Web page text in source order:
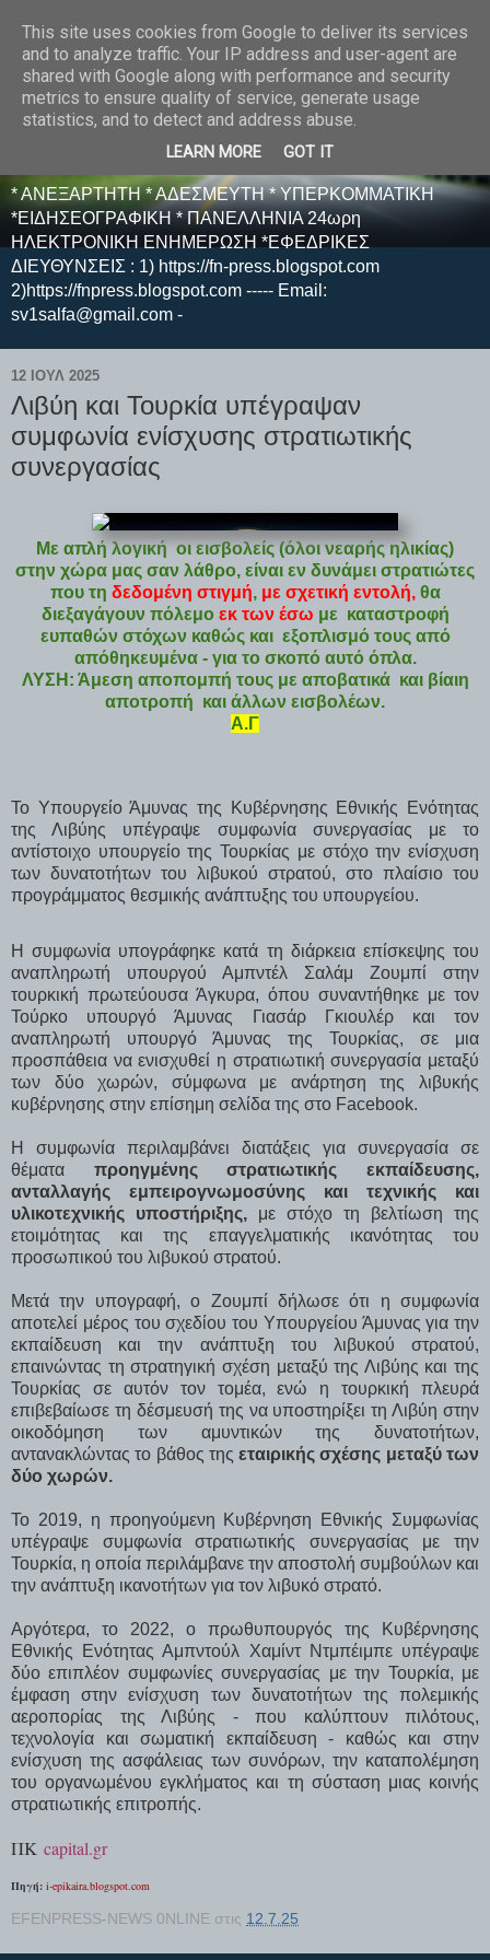
E F E N P R E S S -
ΗΛΕΚΤΡΟΝΙΚΗ
ΕΦΗΜΕΡΙΔΑ
* ΑΝΕΞΑΡΤΗΤΗ * ΑΔΕΣΜΕΥΤΗ * ΥΠΕΡΚΟΜΜΑΤΙΚΗ
*ΕΙΔΗΣΕΟΓΡΑΦΙΚΗ * ΠΑΝΕΛΛΗΝΙΑ 24ωρη
ΗΛΕΚΤΡΟΝΙΚΗ ΕΝΗΜΕΡΩΣΗ *ΕΦΕΔΡΙΚΕΣ
ΔΙΕΥΘΥΝΣΕΙΣ : 1) https://fn-press.blogspot.com
2)https://fnpress.blogspot.com ----- Email:
sv1salfa@gmail.com -
12 ΙΟΥΛ 2025
Λιβύη και Τουρκία υπέγραψαν
συμφωνία ενίσχυσης στρατιωτικής
συνεργασίας
Με απλή λογική οι εισβολείς (όλοι νεαρής ηλικίας)
στην χώρα μας σαν λάθρο, είναι εν δυνάμει στρατιώτες
που τη δεδομένη στιγμή, με σχετική εντολή,θα
διεξαγάγουν πόλεμο εκ των έσω με καταστροφή
ευπαθών στόχων καθώς και εξοπλισμό τους από
απόθηκευμένα - για το σκοπό αυτό όπλα.
ΛΥΣΗ: Άμεση αποπομπή τους με αποβατικά και βίαιη
αποτροπή και άλλων εισβολέων.
Α.Γ
Το Υπουργείο Άμυνας της Κυβέρνησης Εθνικής Ενότητας
της Λιβύης υπέγραψε συμφωνία συνεργασίας με το
αντίστοιχο υπουργείο της Τουρκίας με στόχο την ενίσχυση
των δυνατοτήτων του λιβυκού στρατού, στο πλαίσιο του
προγράμματος θεσμικής ανάπτυξης του υπουργείου.
Η συμφωνία υπογράφηκε κατά τη διάρκεια επίσκεψης του
αναπληρωτή υπουργού Αμπντέλ Σαλάμ Ζουμπί στην
τουρκική πρωτεύουσα Άγκυρα, όπου συναντήθηκε με τον
Τούρκο υπουργό Άμυνας Γιασάρ Γκιουλέρ και τον
αναπληρωτή υπουργό Άμυνας της Τουρκίας, σε μια
προσπάθεια να ενισχυθεί η στρατιωτική συνεργασία μεταξύ
των δύο χωρών, σύμφωνα με ανάρτηση της λιβυκής
κυβέρνησης στην επίσημη σελίδα της στο Facebook.
Η συμφωνία περιλαμβάνει διατάξεις για συνεργασία σε
θέματα προηγμένης στρατιωτικής εκπαίδευσης,
ανταλλαγής εμπειρογνωμοσύνης και τεχνικής και
υλικοτεχνικής υποστήριξης, με στόχο τη βελτίωση της
ετοιμότητας και της επαγγελματικής ικανότητας του
προσωπικού του λιβυκού στρατού.
Μετά την υπογραφή, ο Ζουμπί δήλωσε ότι η συμφωνία
αποτελεί μέρος του σχεδίου του Υπουργείου Άμυνας για την
εκπαίδευση και την ανάπτυξη του λιβυκού στρατού,
επαινώντας τη στρατηγική σχέση μεταξύ της Λιβύης και της
Τουρκίας σε αυτόν τον τομέα, ενώ η τουρκική πλευρά
επιβεβαίωσε τη δέσμευσή της να υποστηρίξει τη Λιβύη στην
οικοδόμηση των αμυντικών της δυνατοτήτων,
αντανακλώντας το βάθος τηςεταιρικής σχέσης μεταξύ των
δύο χωρών.
Το 2019, η προηγούμενη Κυβέρνηση Εθνικής Συμφωνίας
υπέγραψε συμφωνία στρατιωτικής συνεργασίας με την
Τουρκία, η οποία περιλάμβανε την αποστολή συμβούλων και
την ανάπτυξη ικανοτήτων για τον λιβυκό στρατό.
Αργότερα, το 2022, ο πρωθυπουργός της Κυβέρνησης
Εθνικής Ενότητας Αμπντούλ Χαμίντ Ντμπέιμπε υπέγραψε
δύο επιπλέον συμφωνίες συνεργασίας με την Τουρκία, με
έμφαση στην ενίσχυση των δυνατοτήτων της πολεμικής
αεροπορίας της Λιβύης - που καλύπτουν πιλότους,
τεχνολογία και σωματική εκπαίδευση - καθώς και στην
ενίσχυση της ασφάλειας των συνόρων, την καταπολέμηση
του οργανωμένου εγκλήματος και τη σύσταση μιας κοινής
στρατιωτικής επιτροπής.
ΠΚ capital.gr
Πηγή: i-epikaira.blogspot.com
EFENPRESS-NEWS 0NLINE στις 12.7.25
This site uses cookies from Google to deliver its services
and to analyze traffic. Your IP address and user-agent are
shared with Google along with performance and security
metrics to ensure quality of service, generate usage
statistics, and to detect and address abuse.
LEARN MORE GOT IT